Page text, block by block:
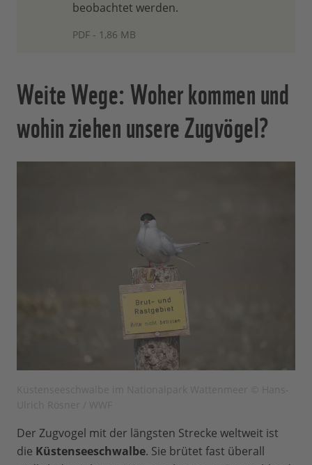
beobachtet werden.
PDF - 1,86 MB
Weite Wege: Woher kommen und
wohin ziehen unsere Zugvögel?
Der Zugvogel mit der längsten Strecke weltweit ist
die Küstenseeschwalbe. Sie brütet fast überall